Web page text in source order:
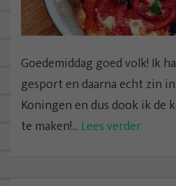
Goedemiddag goed volk! Ik
gesport en daarna echt zin
Koningen en dus dook ik de
te maken!... Lees verder